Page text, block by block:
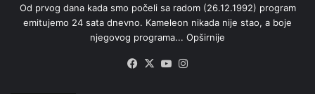
Od prvog dana kada smo počeli sa radom (26.12.1992) program
emitujemo 24 sata dnevno. Kameleon nikada nije stao, a boje
njegovog programa... Opširnije
Facebook
X YouTube